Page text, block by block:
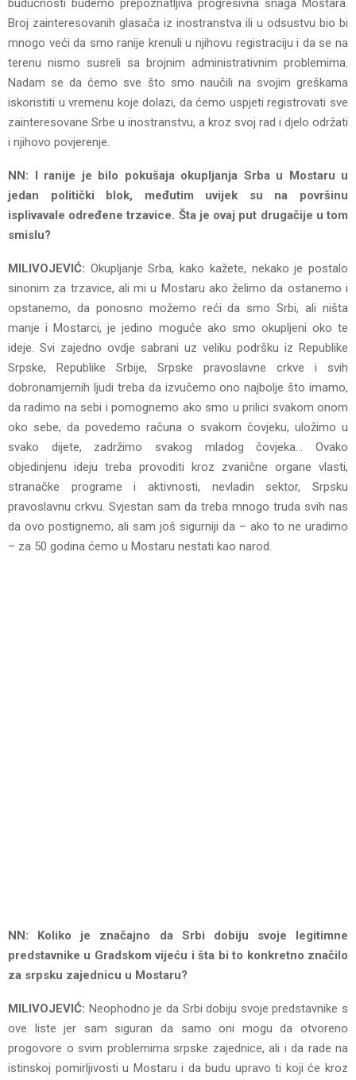
budućnosti budemo prepoznatljiva progresivna snaga Mostara.
Broj zainteresovanih glasača iz inostranstva ili u odsustvu bio bi
mnogo veći da smo ranije krenuli u njihovu registraciju i da se na
terenu nismo susreli sa brojnim administrativnim problemima.
Nadam se da ćemo sve što smo naučili na svojim greškama
iskoristiti u vremenu koje dolazi, da ćemo uspjeti registrovati sve
zainteresovane Srbe u inostranstvu, a kroz svoj rad i djelo održati
i njihovo povjerenje.
NN: I ranije je bilo pokušaja okupljanja Srba u Mostaru u
jedan politički blok, međutim uvijek su na površinu
isplivavale određene trzavice. Šta je ovaj put drugačije u tom
smislu?
MILIVOJEVIĆ: Okupljanje Srba, kako kažete, nekako je postalo
sinonim za trzavice, ali mi u Mostaru ako želimo da ostanemo i
opstanemo, da ponosno možemo reći da smo Srbi, ali ništa
manje i Mostarci, je jedino moguće ako smo okupljeni oko te
ideje. Svi zajedno ovdje sabrani uz veliku podršku iz Republike
Srpske, Republike Srbije, Srpske pravoslavne crkve i svih
dobronamjernih ljudi treba da izvučemo ono najbolje što imamo,
da radimo na sebi i pomognemo ako smo u prilici svakom onom
oko sebe, da povedemo računa o svakom čovjeku, uložimo u
svako dijete, zadržimo svakog mladog čovjeka… Ovako
objedinjenu ideju treba provoditi kroz zvanične organe vlasti,
stranačke programe i aktivnosti, nevladin sektor, Srpsku
pravoslavnu crkvu. Svjestan sam da treba mnogo truda svih nas
da ovo postignemo, ali sam još sigurniji da – ako to ne uradimo
– za 50 godina ćemo u Mostaru nestati kao narod.
NN: Koliko je značajno da Srbi dobiju svoje legitimne
predstavnike u Gradskom vijeću i šta bi to konkretno značilo
za srpsku zajednicu u Mostaru?
MILIVOJEVIĆ: Neophodno je da Srbi dobiju svoje predstavnike s
ove liste jer sam siguran da samo oni mogu da otvoreno
progovore o svim problemima srpske zajednice, ali i da rade na
istinskoj pomirljivosti u Mostaru i da budu upravo ti koji će kroz